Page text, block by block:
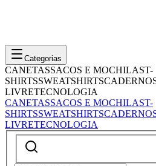
Categorias
CANETASSACOS E MOCHILAST-
SHIRTSSWEATSHIRTS
LIVRETECNOLOGIA
CANETASSACOS E MOCHILAST-
SHIRTSSWEATSHIRTS
LIVRETECNOLOGIA